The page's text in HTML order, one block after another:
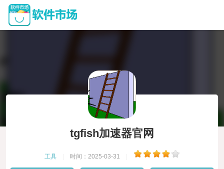
tgfish加速器官网
工具 时间：2025-03-31